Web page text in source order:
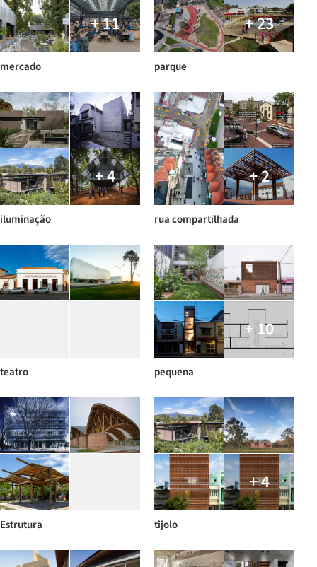
+ 11
mercado
+ 23
parque
+ 4
iluminação
+ 2
rua compartilhada
teatro
+ 10
pequena
Estrutura
+ 4
tijolo